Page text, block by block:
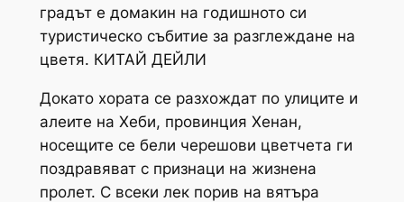
градът е домакин на годишното си
туристическо събитие за разглеждане на
цветя. КИТАЙ ДЕЙЛИ
Докато хората се разхождат по улиците и
алеите на Хеби, провинция Хенан,
носещите се бели черешови цветчета ги
поздравяват с признаци на жизнена
пролет. С всеки лек порив на вятъра